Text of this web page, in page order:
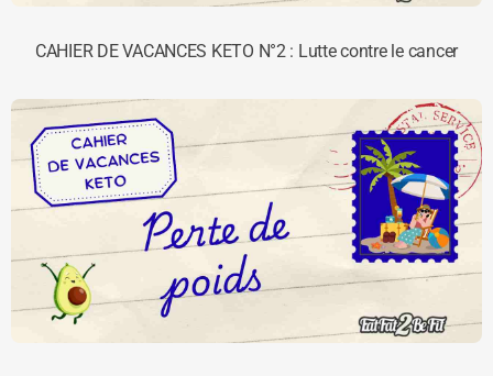
CAHIER DE VACANCES KETO N°2 : Lutte contre le cancer